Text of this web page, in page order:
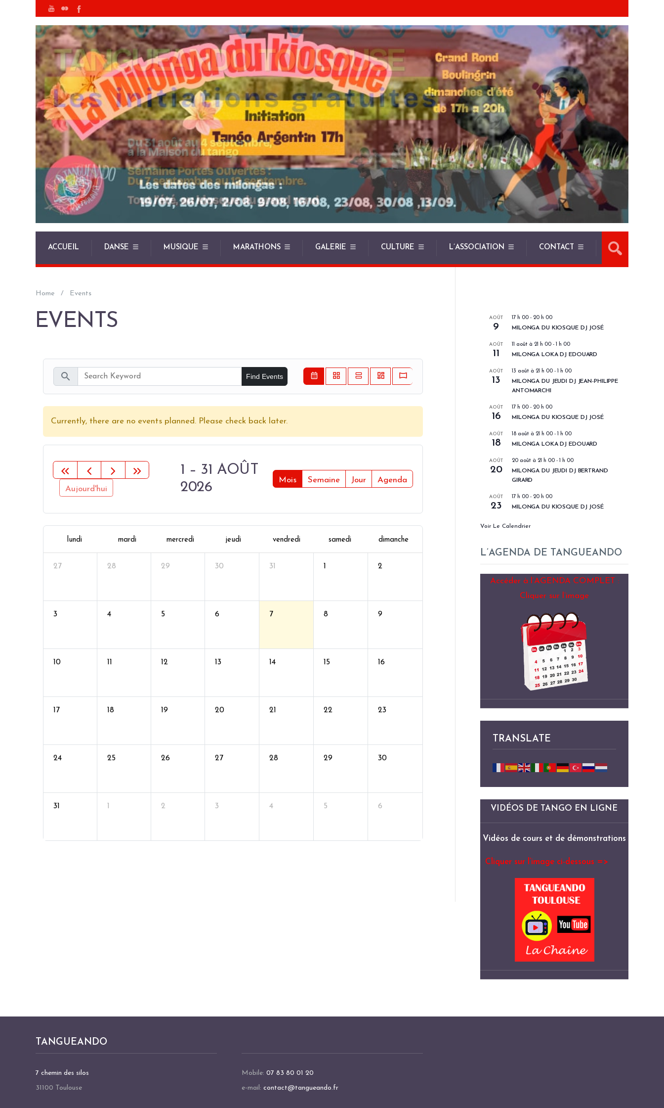
ACCUEIL DANSE MUSIQUE MARATHONS GALERIE CULTURE L’ASSOCIATION CONTACT
Home Events
EVENTS
search Find Events
Currently, there are no events planned. Please check back later.
Aujourd'hui
1 – 31 AOÛT
2026
Mois Semaine Jour Agenda
lundi mardi mercredi jeudi vendredi samedi dimanche
27 28 29 30 31 1 2
3 4 5 6 7 8 9
10 11 12 13 14 15 16
17 18 19 20 21 22 23
24 25 26 27 28 29 30
31 1 2 3 4 5 6
AOÛT
9
17 h 00 - 20 h 00
MILONGA DU KIOSQUE DJ JOSÉ
AOÛT
11
11 août à 21 h 00 - 1 h 00
MILONGA LOKA DJ EDOUARD
AOÛT
13
13 août à 21 h 00 - 1 h 00
MILONGA DU JEUDI DJ JEAN-PHILIPPE
ANTOMARCHI
AOÛT
16
17 h 00 - 20 h 00
MILONGA DU KIOSQUE DJ JOSÉ
AOÛT
18
18 août à 21 h 00 - 1 h 00
MILONGA LOKA DJ EDOUARD
AOÛT
20
20 août à 21 h 00 - 1 h 00
MILONGA DU JEUDI DJ BERTRAND
GIRARD
AOÛT
23
17 h 00 - 20 h 00
MILONGA DU KIOSQUE DJ JOSÉ
Voir Le Calendrier
L’AGENDA DE TANGUEANDO
Accéder à l’AGENDA COMPLET :
Cliquer sur l’image
TRANSLATE
VIDÉOS DE TANGO EN LIGNE
Vidéos de cours et de démonstrations
Cliquer sur l’image ci-dessous =>
TANGUEANDO
7 chemin des silos
31100 Toulouse
Mobile: 07 83 80 01 20
e-mail: contact@tangueando.fr